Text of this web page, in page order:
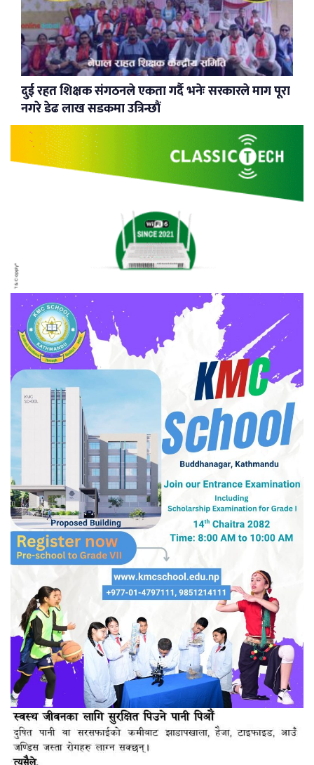
दुई रहत शिक्षक संगठनले एकता गर्दै भनेः सरकारले माग पूरा
नगरे डेढ लाख सडकमा उत्रिन्छौं